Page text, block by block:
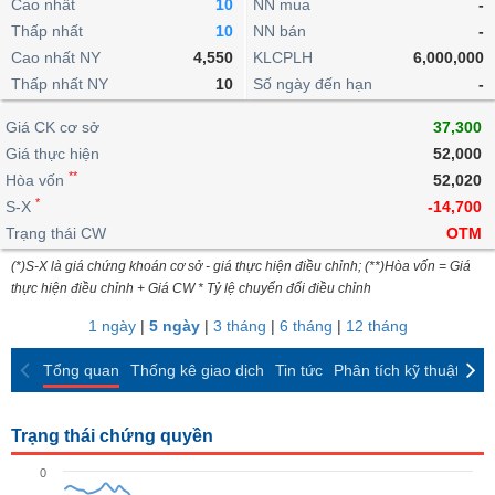
Giao
dịch
nội
bộ
Niên
giám
Tài
liệu
cổ
đông
Định
giá
Nước
ngoài
Tự
doanh
Top
cổ
phiếu
Bản
Thống
giao
dịch
dịch
Chứng
quyền
Tổng
quan
Thống
kê
dịch
Định
Thống
kê
giao
dịch
Tin
tức
tích
kỹ
thuật
Bảng
giá
Bộ
lọc
cổ
phiếu
cổ
Báo
mô
lai
Chứng
quyền
Trái
phiếu
doanh
nghiệp
Đào
Dịch
vụ
Cao nhất
10
Thấp nhất
10
Cao nhất NY
4,550
Thấp nhất NY
10
NN mua
-
NN bán
-
KLCPLH
6,000,000
Số ngày đến hạn
-
Giá CK cơ sở
37,300
Giá thực hiện
52,000
Hòa vốn **
52,020
S-X *
-14,700
Trạng thái CW
OTM
(*)S-X là giá chứng khoán cơ sở - giá thực hiện điều chỉnh; (**)Hòa vốn = Giá
thực hiện điều chỉnh + Giá CW * Tỷ lệ chuyển đổi điều chỉnh
1 ngày| 5 ngày| 3 tháng | 6 tháng | 12 tháng
Tổng quan Thống kê giao dịch Tin tức Phân tích kỹ thuật
Trạng thái chứng quyền
0
BẤT
ĐỘNG
SẢN
TÀI
CHÍNH
HÀNG
HÓA
KINH
TẾ
THẾ
GIỚI